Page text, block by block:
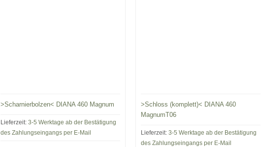
>Scharnierbolzen< DIANA 460 Magnum
Lieferzeit: 3-5 Werktage ab der Bestätigung
des Zahlungseingangs per E-Mail
>Schloss (komplett)< DIANA 460
MagnumT06
Lieferzeit: 3-5 Werktage ab der Bestätigung
des Zahlungseingangs per E-Mail